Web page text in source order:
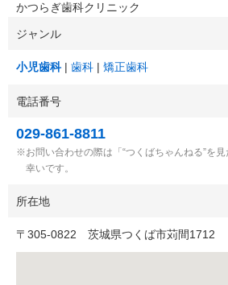
かつらぎ歯科クリニック
ジャンル
小児歯科 歯科 矯正歯科
電話番号
029-861-8811
お問い合わせの際は「“つくばちゃんねる”を
幸いです。
所在地
〒 305-0822 茨城県つくば市苅間1712